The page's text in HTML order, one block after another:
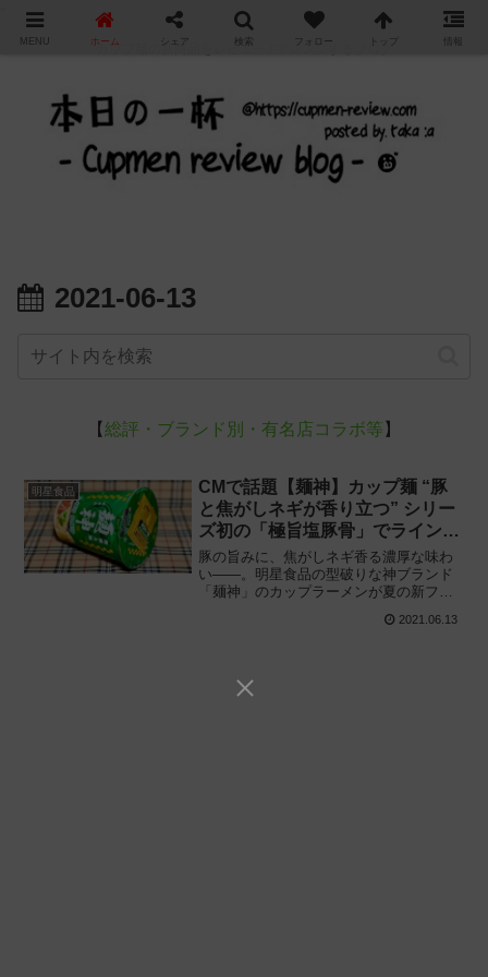
カップ麺の新商品をレビュー / アレンジするブログ
2021-06-13
【総評・ブランド別・有名店コラボ等 】
明星食品
CMで話題【麺神】カップ麺 “豚
と焦がしネギが香り立つ” シリー
ズ初の「極旨塩豚骨」でラインナ
ップを強化!!
豚の旨みに、焦がしネギ香る濃厚な味わ
い——。明星食品の型破りな神ブランド
「麺神」のカップラーメンが夏の新フレ
がみ) カップ 極旨 (ごくうま) 塩豚骨」を
2021.06.13
MENU ホーム シェア 検索 フォロー トップ 情報